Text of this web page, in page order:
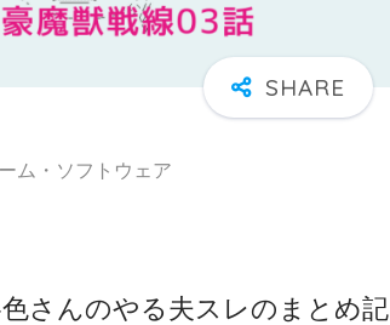
ム・ソフトウェア
さんのやる夫スレのまとめ記